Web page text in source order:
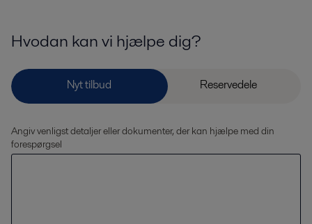
Hvodan kan vi hjælpe dig?
Angiv venligst detaljer eller dokumenter, der kan hjælpe med din
forespørgsel